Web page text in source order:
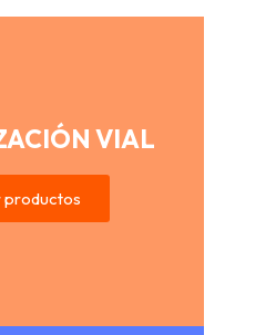
VIAL
productos